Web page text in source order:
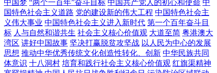
中国梦 “两个一百年”奋斗目标 中国共产党人的初心和使命 中
国特色社会主义道路 党的建设新的伟大工程 中国特色社会主
义伟大事业 中国特色社会主义进入新时代 第一个百年奋斗目
标 人与自然和谐共生 社会主义核心价值观 大道至简 粤港澳大
湾区 讲好中国故事 坚决打赢脱贫攻坚战 以人民为中心的发展
思想 推动中华优秀传统文化创造性转化、创新 中华民族共同
体意识 十八洞村 培育和践行社会主义核心价值观 红旗渠精神